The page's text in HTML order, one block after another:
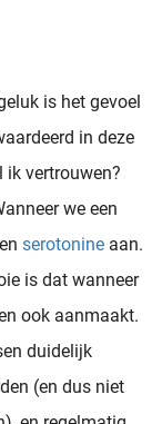
is het gevoel
in deze
vertrouwen?
we een
serotonine aan.
is dat wanneer
ook aanmaakt.
duidelijk
(en dus niet